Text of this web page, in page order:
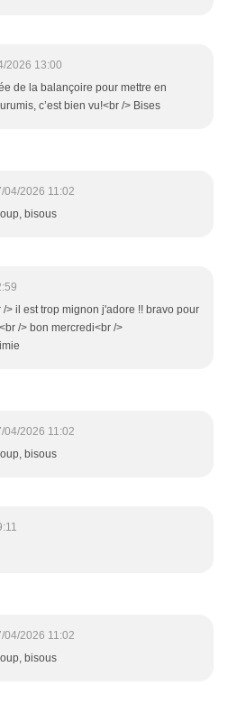
2026 13:00
de la balançoire pour mettre en
c’est bien vu!<br /> Bises
04/2026 11:02
bisous
> il est trop mignon j'adore !! bravo pour
/> bon mercredi<br />
04/2026 11:02
bisous
04/2026 11:02
bisous